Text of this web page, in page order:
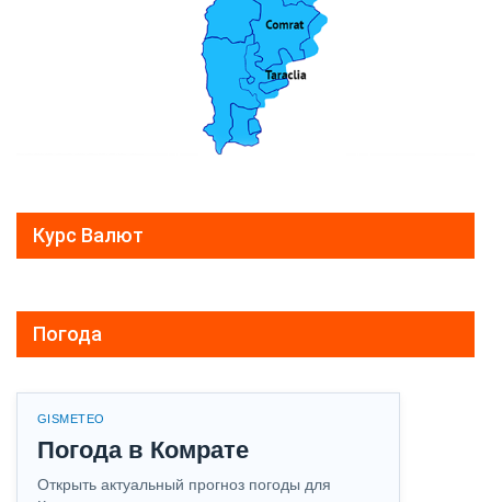
Курс Валют
Погода
GISMETEO
Погода в Комрате
Открыть актуальный прогноз погоды для